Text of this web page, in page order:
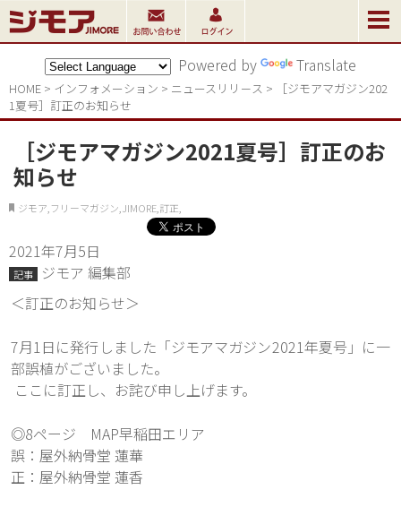
Powered by Translate
HOME > インフォメーション > ニュースリリ－ス >
［ジモアマガジン202
1夏号］訂正のお知らせ
［ジモアマガジン2021夏号］訂正のお
知らせ
ジモア,フリーマガジン,JIMORE,訂正,
2021年7月5日
記事
ジモア 編集部
＜訂正のお知らせ＞
7月1日に発行しました「ジモアマガジン2021年夏号」に一
部誤植がございました。
ここに訂正し、お詫び申し上げます。
◎8ページ　MAP早稲田エリア
誤：屋外納骨堂 蓮華
正：屋外納骨堂 蓮香